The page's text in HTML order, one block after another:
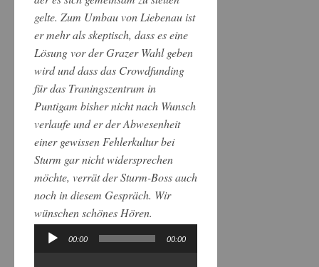
gelte. Zum Umbau von Liebenau ist
er mehr als skeptisch, dass es eine
Lösung vor der Grazer Wahl geben
wird und dass das Crowdfunding
für das Traningszentrum in
Puntigam bisher nicht nach Wunsch
verlaufe und er der Abwesenheit
einer gewissen Fehlerkultur bei
Sturm gar nicht widersprechen
möchte, verrät der Sturm-Boss auch
noch in diesem Gespräch. Wir
wünschen schönes Hören.
Audio-
00:00 00:00